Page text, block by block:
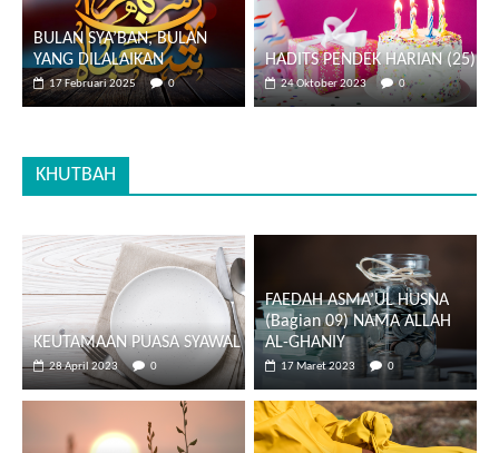
BULAN SYA’BAN, BULAN
YANG DILALAIKAN
17 Februari 2025 0
HADITS PENDEK HARIAN (25)
24 Oktober 2023 0
KHUTBAH
KEUTAMAAN PUASA SYAWAL
28 April 2023 0
FAEDAH ASMA’UL HUSNA
(Bagian 09) NAMA ALLAH
AL-GHANIY
17 Maret 2023 0